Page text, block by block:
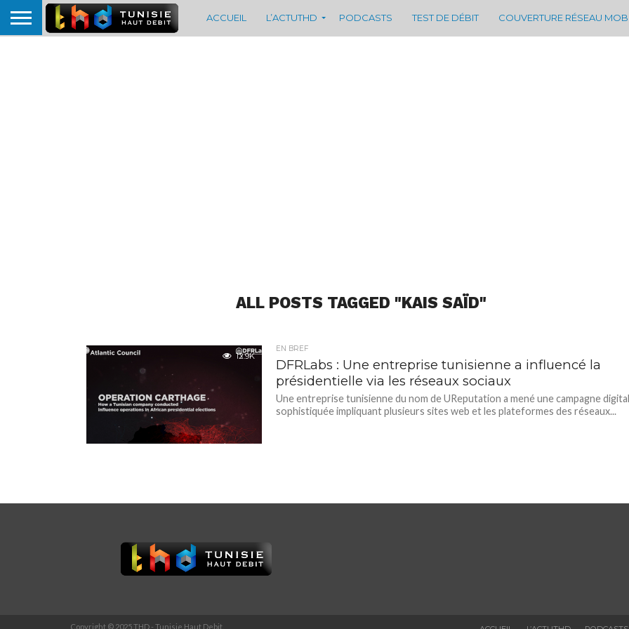
ACCUEIL L’ACTUTHD PODCASTS TEST DE DÉBIT COUVERTURE RÉSEAU
ALL POSTS TAGGED "KAIS SAÏD"
12.9K
EN BREF
DFRLabs : Une entreprise tunisienne a influencé la
présidentielle via les réseaux sociaux
Une entreprise tunisienne du nom de UReputation a mené une campagne
sophistiquée impliquant plusieurs sites web et les plateformes des réseaux...
Copyright © 2025 THD - Tunisie Haut Debit.